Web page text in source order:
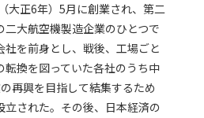
大正6年）5月に創業され、第二
大航空機製造企業のひとつで
社を前身とし、戦後、工場ごと
転換を図っていた各社のうち中
再興を目指して結集するため
立された。その後、日本経済の